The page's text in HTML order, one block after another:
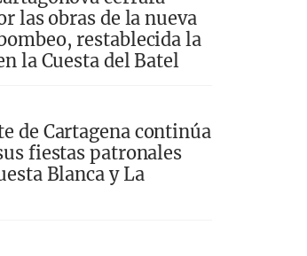
las obras de la nueva
restablecida la
la Cuesta del Batel
de Cartagena continúa
fiestas patronales
Blanca y La